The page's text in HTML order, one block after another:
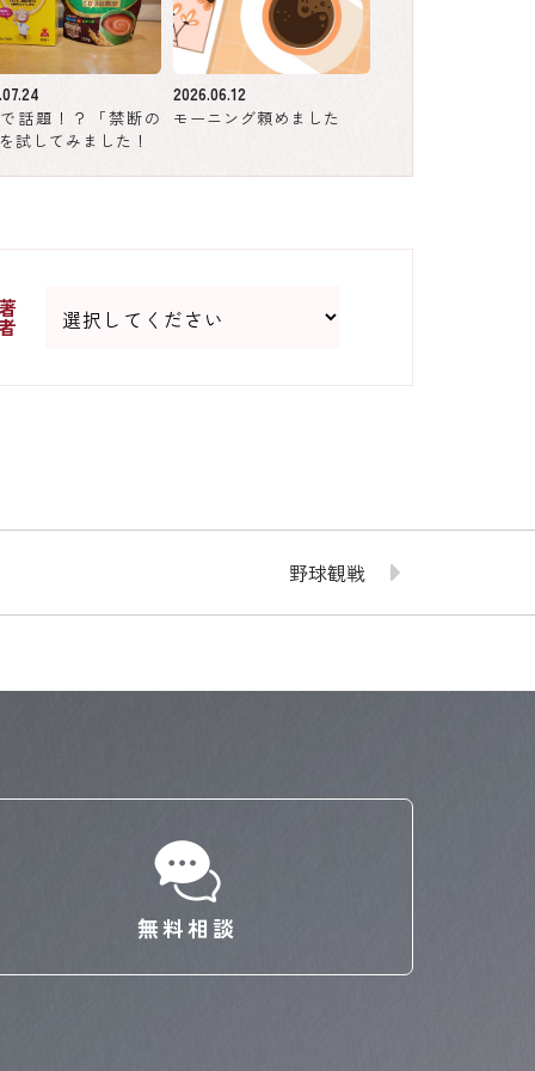
話題！？「禁断の
試してみました！
2026.06.12
モーニング頼めました
野球観戦
無料相談